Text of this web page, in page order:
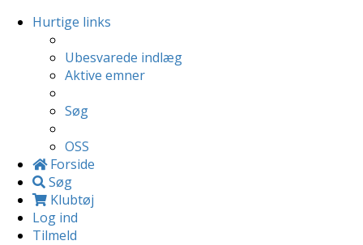
Hurtige links
Ubesvarede indlæg
Aktive emner
Søg
OSS
Forside
Søg
Klubtøj
Log ind
Tilmeld